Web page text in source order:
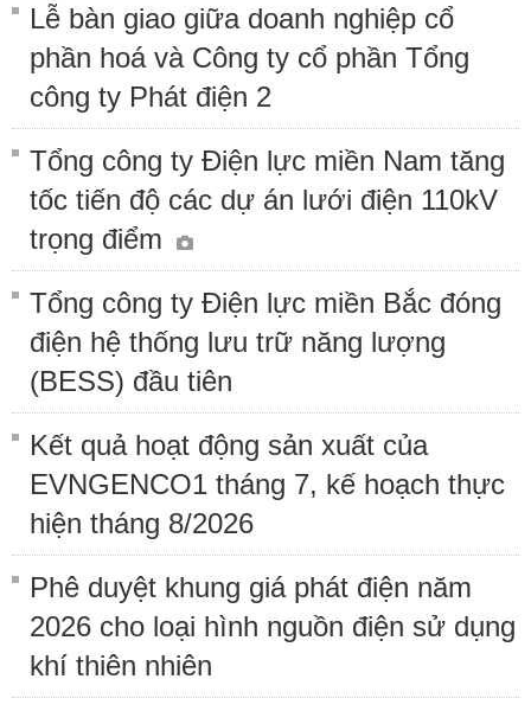
Lễ bàn giao giữa doanh nghiệp cổ
phần hoá và Công ty cổ phần Tổng
công ty Phát điện 2
Tổng công ty Điện lực miền Nam tăng
tốc tiến độ các dự án lưới điện 110kV
trọng điểm
Tổng công ty Điện lực miền Bắc đóng
điện hệ thống lưu trữ năng lượng
(BESS) đầu tiên
Kết quả hoạt động sản xuất của
EVNGENCO1 tháng 7, kế hoạch thực
hiện tháng 8/2026
Phê duyệt khung giá phát điện năm
2026 cho loại hình nguồn điện sử dụng
khí thiên nhiên